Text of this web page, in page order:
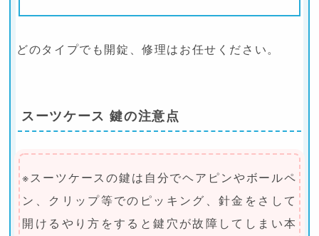
どのタイプでも開錠、修理はお任せください。
スーツケース 鍵の注意点
※スーツケースの鍵は自分でヘアピンやボールペ
ン、クリップ等でのピッキング、針金をさして
開けるやり方をすると鍵穴が故障してしまい本